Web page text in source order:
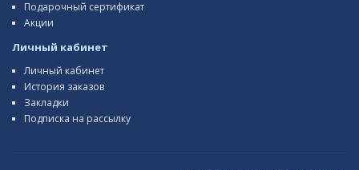
Подарочный сертификат
Акции
Личный кабинет
Личный кабинет
История заказов
Закладки
Подписка на рассылку